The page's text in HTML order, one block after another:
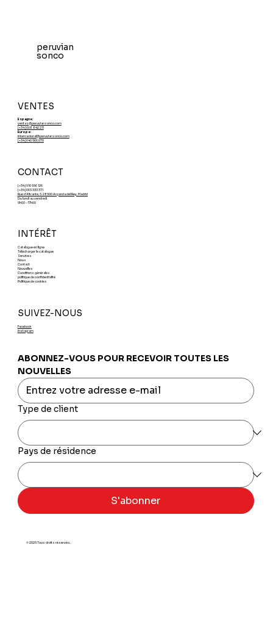
peruvian
sonco
CONTACT
[+34] 910 556 126
[+34] 663 333 371
Rue d'Alicante, 5. 28500 Arganda del Rey. Madrid
Du lundi au vendredi
9h00 - 17h00
INTÉRÊT
Catalogue en ligne
Télécharger le catalogue
Services
Nous
Contact
Nouvelles
Conditions générales
politique de confidentialité
Politique de cookies
VENTES
Espagne:
ventas@peruviansonco.com
[+34] 608 842 211
Europe:
internacional@peruviansonco.com
[+34] 640 566 070
SUIVEZ-NOUS
Facebook
Instagram
ABONNEZ-VOUS POUR RECEVOIR TOUTES LES
NOUVELLES
Type de client
Pays de résidence
S'abonner
© 2025 Tous droits réservés.